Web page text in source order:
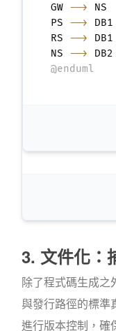
GW -->
NS
PS -->
DB1
RS -->
DB1
NS -->
@enduml
3. 文件化：
除了程式碼生成之
與發行路徑的標準
進行版本控制，確